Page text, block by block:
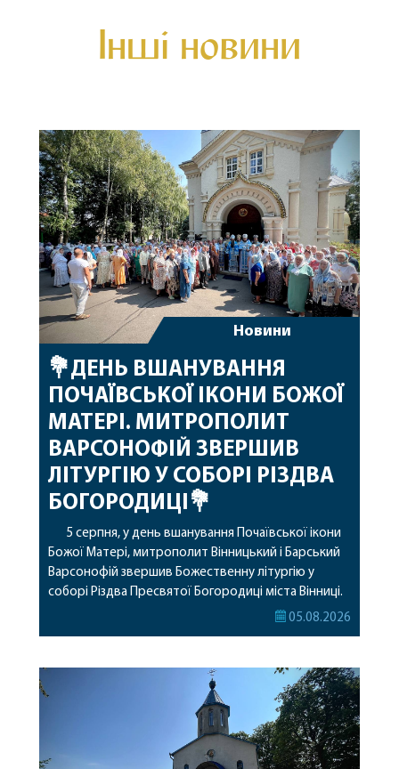
Інші новини
Новини
💐ДЕНЬ ВШАНУВАННЯ
ПОЧАЇВСЬКОЇ ІКОНИ БОЖОЇ
МАТЕРІ. МИТРОПОЛИТ
ВАРСОНОФІЙ ЗВЕРШИВ
ЛІТУРГІЮ У СОБОРІ РІЗДВА
БОГОРОДИЦІ💐
5 серпня, у день вшанування Почаївської ікони
Божої Матері, митрополит Вінницький і Барський
Варсонофій звершив Божественну літургію у
соборі Різдва Пресвятої Богородиці міста Вінниці.
Його Високопреосвященству співслужили
священному сані. Під час богослужіння підносилися
особливі молитви за мир в Україні, за воїнів, які
05.08.2026